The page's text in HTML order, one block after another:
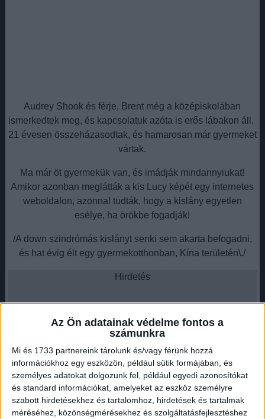
Az Ön adatainak védelme fontos a
számunkra
Mi és 1733 partnereink tárolunk és/vagy férünk hozzá
információkhoz egy eszközön, például sütik formájában, és
személyes adatokat dolgozunk fel, például egyedi azonosítókat
és standard információkat, amelyeket az eszköz személyre
szabott hirdetésekhez és tartalomhoz, hirdetések és tartalmak
méréséhez, közönségmérésekhez és szolgáltatásfejlesztéshez
Audrey Shook és férje, Brent még a középiskolában
ismerkedtek meg, és kapcsolatuk azóta is erős lábakon áll.
21 évesen összeházasodtak, és hamarosan már gyermeket
vártak.
Ma már öt gyermekük van, és imádják mindannyiukat!
Amikor azonban meglátták a kis Lucy képét egy internetes
weboldalon, azonnal tudták, hogy a kislány egyetlen
esélye, ha örökbe fogadják!
/A down szindrómás kislányt senki sem akarta befogadni,
és hat évig élt egy gyermekotthonban, Kína területén\./
Hirdetés
A Shook család úgy döntött, megváltoztatják ennek a
kislánynak a végzetét, mert ha nem fogadják örökbe,
valószínűleg arra van ítélve, hogy egész életét otthonokban
élje le.
Hirdetés